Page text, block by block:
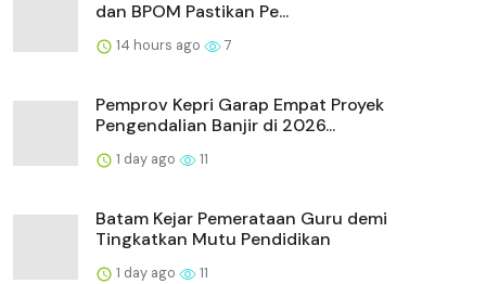
dan BPOM Pastikan Pe...
14 hours ago 7
Pemprov Kepri Garap Empat Proyek
Pengendalian Banjir di 2026...
1 day ago 11
Batam Kejar Pemerataan Guru demi
Tingkatkan Mutu Pendidikan
1 day ago 11